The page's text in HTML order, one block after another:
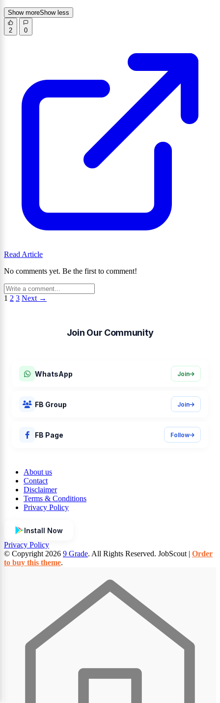
Show moreShow less
2 0
Read Article
No comments yet. Be the first to comment!
1 2 3 Next →
Join Our Community
WhatsApp Join
FB Group Join
FB Page Follow
About us
Contact
Disclaimer
Terms & Conditions
Privacy Policy
Install Now
Privacy Policy
© Copyright 2026 9 Grade. All Rights Reserved. JobScout | Order
to buy this theme.